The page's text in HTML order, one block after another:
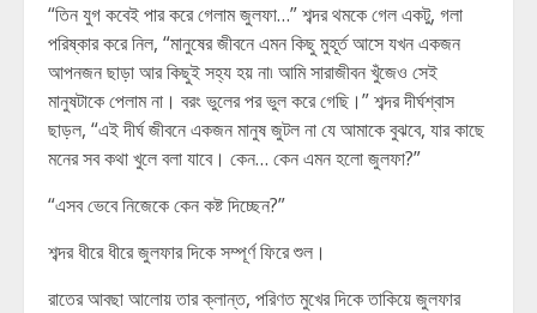
“তিন যুগ কবেই পার করে গেলাম জুলফা…” শব্দর থমকে গেল একটু, গলা
পরিষ্কার করে নিল, “মানুষের জীবনে এমন কিছু মুহূর্ত আসে যখন একজন
আপনজন ছাড়া আর কিছুই সহ্য হয় না৷ আমি সারাজীবন খুঁজেও সেই
মানুষটাকে পেলাম না। বরং ভুলের পর ভুল করে গেছি।” শব্দর দীর্ঘশ্বাস
ছাড়ল, “এই দীর্ঘ জীবনে একজন মানুষ জুটল না যে আমাকে বুঝবে, যার কাছে
মনের সব কথা খুলে বলা যাবে। কেন… কেন এমন হলো জুলফা?”
“এসব ভেবে নিজেকে কেন কষ্ট দিচ্ছেন?”
শব্দর ধীরে ধীরে জুলফার দিকে সম্পূর্ণ ফিরে শুল।
রাতের আবছা আলোয় তার ক্লান্ত, পরিণত মুখের দিকে তাকিয়ে জুলফার